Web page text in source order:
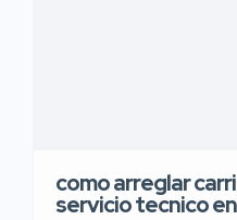
como arreglar
servicio tecnico